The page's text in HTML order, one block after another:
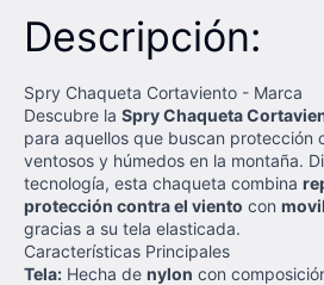
Descripción:
Spry Chaqueta Cortaviento - Marca
Descubre la Spry Chaqueta
para aquellos que buscan protección
ventosos y húmedos en la montaña.
tecnología, esta chaqueta combina
protección contra el viento con
gracias a su tela elasticada.
Características Principales
Tela: Hecha de nylon con